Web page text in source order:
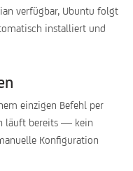
verfügbar, Ubuntu folgt
installiert und
einzigen Befehl per
läuft bereits — kein
Konfiguration